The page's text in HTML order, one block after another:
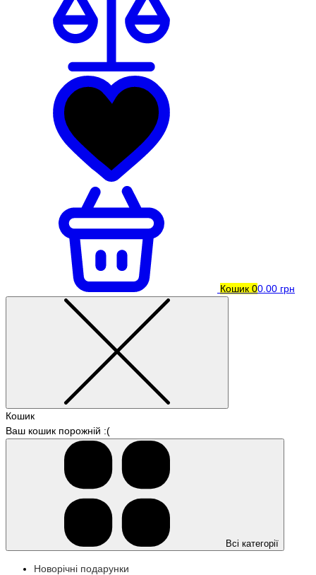
Кошик 00.00 грн
Кошик
Ваш кошик порожній :(
Всі категорії
Новорічні подарунки